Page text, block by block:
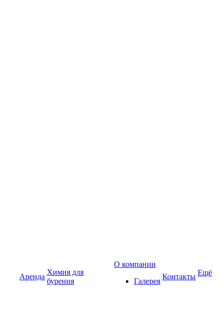
Аренда
Химия для
бурения
О компании
Галерея
Контакты Ещё